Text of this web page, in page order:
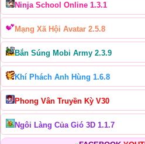
Ninja School Online 1.3.1
Mạng Xã Hội Avatar 2.5.8
Bắn Súng Mobi Army 2.3.9
Khí Phách Anh Hùng 1.6.8
Phong Vân Truyền Kỳ V30
Ngôi Làng Của Gió 3D 1.1.7